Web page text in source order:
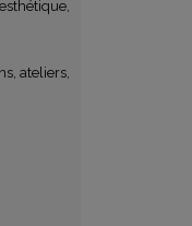
ateliers,